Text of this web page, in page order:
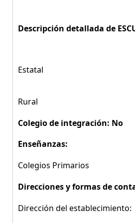
Descripción detallada de
Estatal
Rural
Colegio de integración: No
Enseñanzas:
Colegios Primarios
Direcciones y formas de
Dirección del establecimiento: